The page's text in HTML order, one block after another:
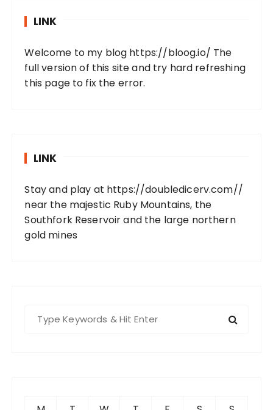
LINK
Welcome to my blog https://bloog.io/ The
full version of this site and try hard refreshing
this page to fix the error.
LINK
Stay and play at https://doubledicerv.com//
near the majestic Ruby Mountains, the
Southfork Reservoir and the large northern
gold mines